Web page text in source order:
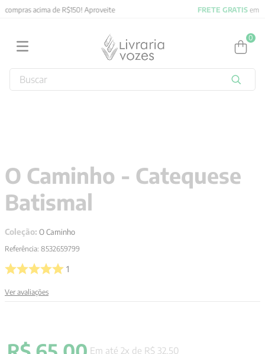
FRETE GRATISem compras acima de R$150! Aproveite
0
Buscar
O Caminho - Catequese
Batismal
Coleção: O Caminho
Referência: 8532659799
1
Ver avaliações
Em até 2x de R$ 32 50
4º jung
5º pré venda
7